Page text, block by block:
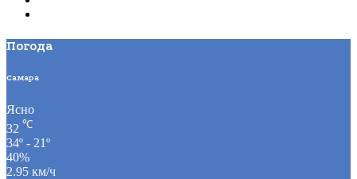
Погода
Самара
Ясно
32 ℃
34º - 21º
40%
2.95 км/ч